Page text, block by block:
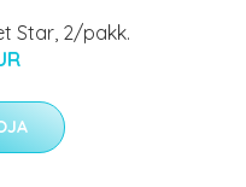
Star, 2/pakk.